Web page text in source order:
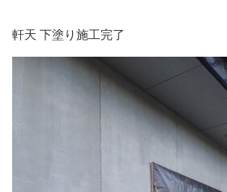
軒天 下塗り施工完了